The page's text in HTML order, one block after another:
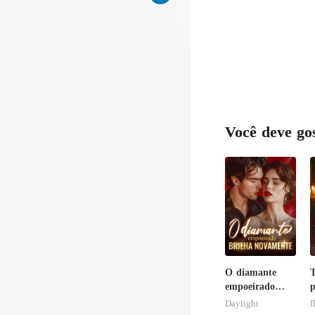
Você deve
O diamante
empoeirado
brilha
Daylight